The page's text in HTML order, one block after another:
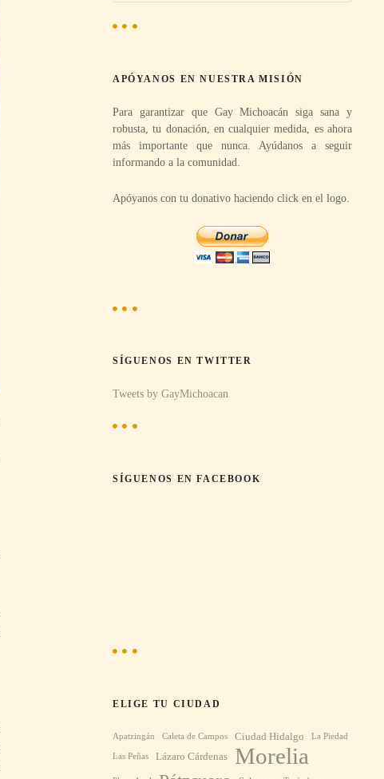
c
:APÓYANOS EN NUESTRA MISIÓN
Para garantizar que Gay Michoacán siga sana y
robusta, tu donación, en cualquier medida, es ahora
más importante que nunca. Ayúdanos a seguir
informando a la comunidad.
Apóyanos con tu donativo haciendo click en el logo.
SÍGUENOS EN TWITTER
Tweets by GayMichoacan
SÍGUENOS EN FACEBOOK
ELIGE TU CIUDAD
Apatzingán Caleta de Campos Ciudad Hidalgo La Piedad
Las Peñas Lázaro Cárdenas Morelia